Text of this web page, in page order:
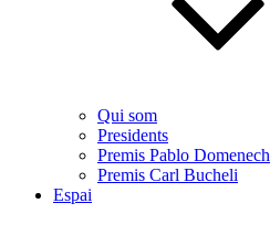
Qui som
Presidents
Premis Pablo Domenech
Premis Carl Bucheli
Espai